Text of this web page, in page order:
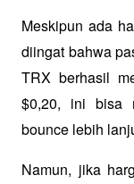
Meskipun ada
diingat bahwa
TRX berhasil
$0,20, ini bisa
bounce lebih
Namun, jika